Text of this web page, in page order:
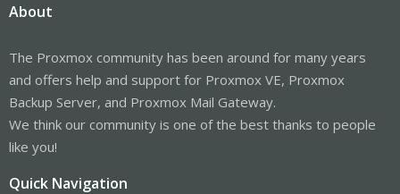
About
The Proxmox community has been around for many years
and offers help and support for Proxmox VE, Proxmox
Backup Server, and Proxmox Mail Gateway.
We think our community is one of the best thanks to people
like you!
Quick Navigation